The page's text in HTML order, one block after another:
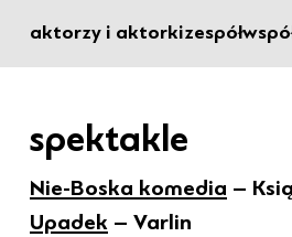
aktorzy i aktorkizespół
spektakle
Nie-Boska komedia –
Upadek – Varlin